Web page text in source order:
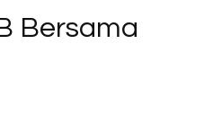
Bersama